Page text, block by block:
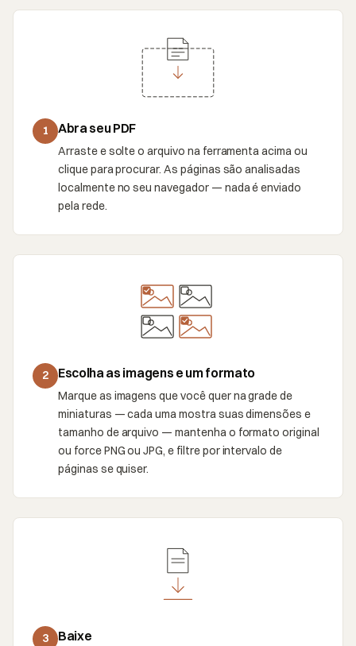
1 Abra seu PDF
Arraste e solte o arquivo na ferramenta acima ou
clique para procurar. As páginas são analisadas
localmente no seu navegador — nada é enviado
pela rede.
2 Escolha as imagens e um formato
Marque as imagens que você quer na grade de
miniaturas — cada uma mostra suas dimensões e
tamanho de arquivo — mantenha o formato original
ou force PNG ou JPG, e filtre por intervalo de
páginas se quiser.
3 Baixe